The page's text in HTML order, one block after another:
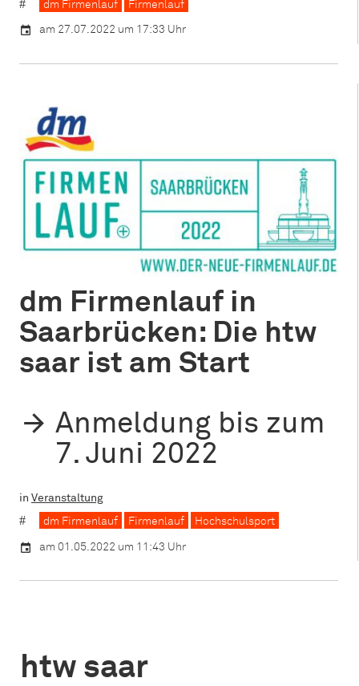
dm Firmenlauf Firmenlauf
am 27.07.2022 um 17:33 Uhr
dm Firmenlauf in
Saarbrücken: Die htw
saar ist am Start
Anmeldung bis zum
7. Juni 2022
in Veranstaltung
dm Firmenlauf Firmenlauf Hochschulsport
am 01.05.2022 um 11:43 Uhr
htw saar